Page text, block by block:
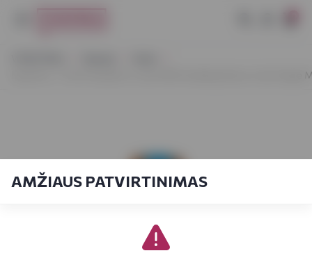
AMŽIAUS PATVIRTINIMAS
Hyde No. 7 The President's Cask 1893 Smelling Sherry Cask Single